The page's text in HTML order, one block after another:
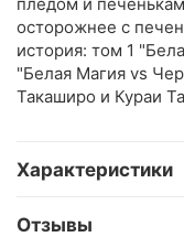
пледом и
осторожнее с
история: том 1
"Белая Магия vs
Такаширо и Кураи
Характеристики
Отзывы